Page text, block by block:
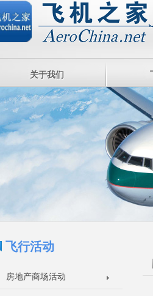
关于我们
飞行活动
房地产商场活动